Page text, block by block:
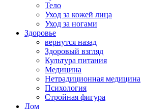
Тело
Уход за кожей лица
Уход за ногами
Здоровье
вернутся назад
Здоровый взгляд
Культура питания
Медицина
Нетрадиционная медицина
Психология
Стройная фигура
Дом